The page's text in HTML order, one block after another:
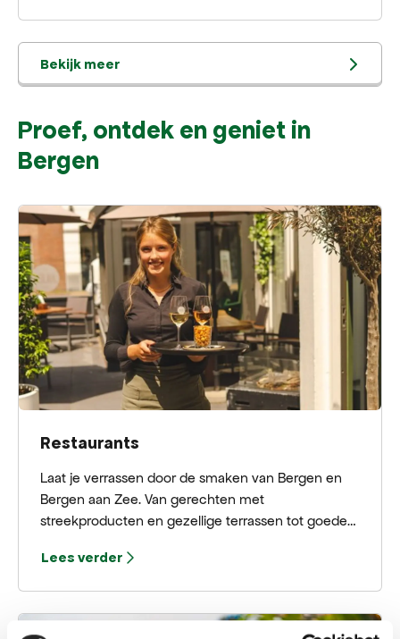
Bekijk meer
Proef, ontdek en geniet in
Bergen
Restaurants
Laat je verrassen door de smaken van Bergen en
Bergen aan Zee. Van gerechten met
streekproducten en gezellige terrassen tot goede
vind je voor ieder moment iets lekkers. Of je nu
Lees verder